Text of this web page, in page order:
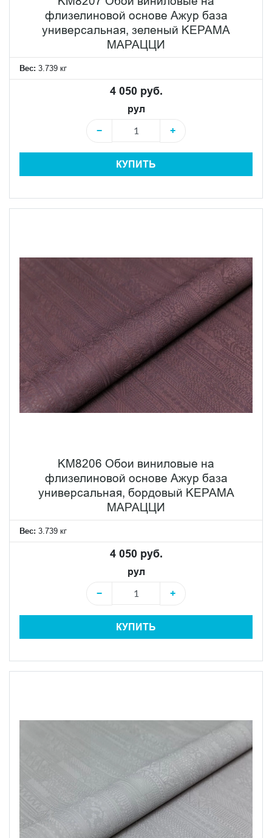
идеально подойдут как для оформления классических
интерьеров, так и для создания современных
пространств с характером.
флизелиновой основе Ажур база
универсальная, зеленый KЕРАМА
МАРАЦЦИ
Вес: 3.739 кг
4 050 руб.
рул
−
+
КУПИТЬ
KM8206 Обои виниловые на
флизелиновой основе Ажур база
универсальная, бордовый KЕРАМА
МАРАЦЦИ
Вес: 3.739 кг
4 050 руб.
рул
−
+
КУПИТЬ